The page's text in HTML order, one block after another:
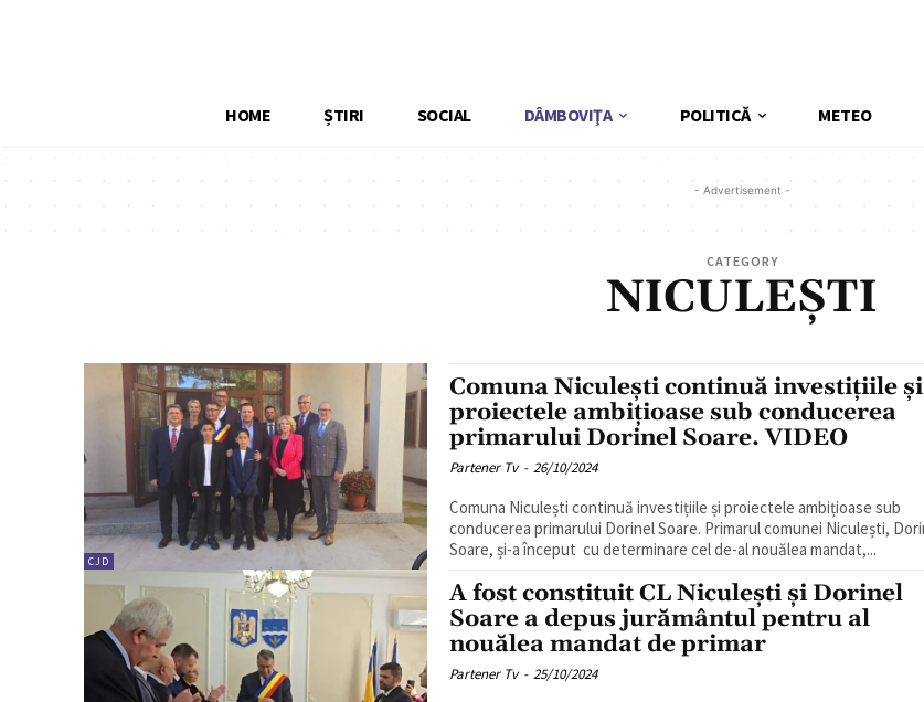
HOME ȘTIRI SOCIAL DÂMBOVIŢA POLITICĂ METEO
- Advertisement -
CATEGORY
NICULEȘTI
CJD
Comuna Niculești continuă investițiile și
proiectele ambițioase sub conducerea
primarului Dorinel Soare. VIDEO
Partener Tv - 26/10/2024
Comuna Niculești continuă investițiile și proiectele ambițioase sub
conducerea primarului Dorinel Soare. Primarul comunei Niculești, Dorinel
Soare, și-a început cu determinare cel de-al nouălea mandat,...
A fost constituit CL Niculești și Dorinel
Soare a depus jurământul pentru al
nouălea mandat de primar
Partener Tv - 25/10/2024